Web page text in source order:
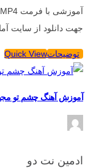
جهت دانلود از سایت
توضیحاتQuick View
آموزش آهنگ چشم تو
ادمین نت دو